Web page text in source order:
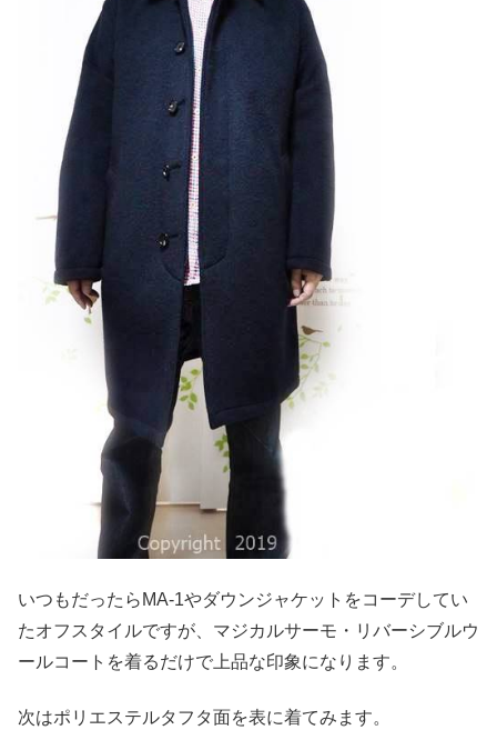
いつもだったらMA-1やダウンジャケットをコーデしてい
たオフスタイルですが、マジカルサーモ・リバーシブルウ
ールコートを着るだけで上品な印象になります。
次はポリエステルタフタ面を表に着てみます。